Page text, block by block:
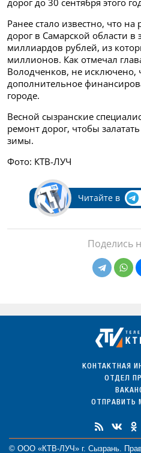
дорог до 30 сентября этого
Ранее стало известно, что
дорог в Самарской области в
миллиардов рублей, из
миллионов. Как отмечал
Володченков, не исключено,
дополнительное
городе.
Весной сызранские
ремонт дорог, чтобы
зимы.
Фото: КТВ-ЛУЧ
Читайте в
Поделись
КОНТАКТНАЯ
ОТДЕЛ
ОТПРАВИТЬ
© ООО «КТВ-ЛУЧ» г. Сызрань.